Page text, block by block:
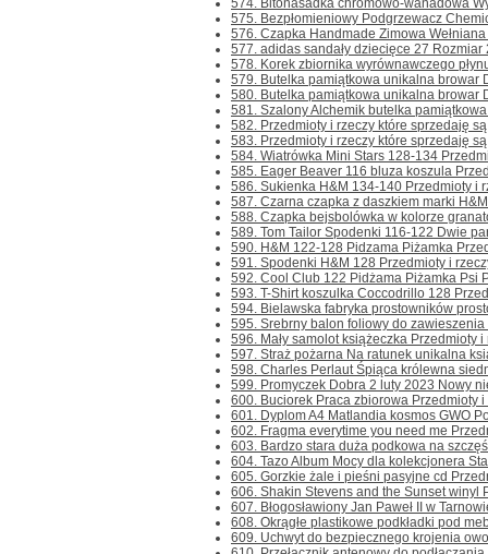
574. Bitonasadka chromowo-wanadowa
575. Bezpłomieniowy Podgrzewacz
576. Czapka Handmade Zimowa
577. adidas sandały dziecięce 27 Rozmiar
578. Korek zbiornika wyrównawczego
579. Butelka pamiątkowa unikalna browar
580. Butelka pamiątkowa unikalna browar
581. Szalony Alchemik butelka
582. Przedmioty i rzeczy które sprzedaję
583. Przedmioty i rzeczy które sprzedaję
584. Wiatrówka Mini Stars 128-134
585. Eager Beaver 116 bluza koszula
586. Sukienka H&M 134-140 Przedmioty i
587. Czarna czapka z daszkiem marki
588. Czapka bejsbolówka w kolorze
589. Tom Tailor Spodenki 116-122 Dwie
590. H&M 122-128 Pidzama Piżamka
591. Spodenki H&M 128 Przedmioty i
592. Cool Club 122 Pidżama Piżamka Psi
593. T-Shirt koszulka Coccodrillo 128
594. Bielawska fabryka prostowników
595. Srebrny balon foliowy do
596. Mały samolot książeczka Przedmioty
597. Straż pożarna Na ratunek unikalna
598. Charles Perlaut Śpiąca królewna
599. Promyczek Dobra 2 luty 2023 Nowy
600. Buciorek Praca zbiorowa Przedmioty
601. Dyplom A4 Matlandia kosmos GWO
602. Fragma everytime you need me
603. Bardzo stara duża podkowa na
604. Tazo Album Mocy dla kolekcjonera
605. Gorzkie żale i pieśni pasyjne cd
606. Shakin Stevens and the Sunset winyl
607. Błogosławiony Jan Paweł II w
608. Okrągłe plastikowe podkładki pod
609. Uchwyt do bezpiecznego krojenia